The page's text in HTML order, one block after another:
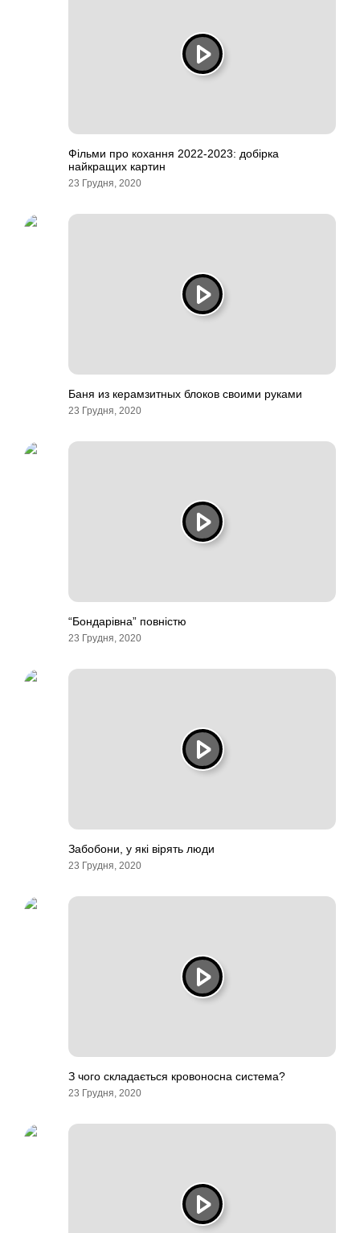
Фільми про кохання 2022-2023: добірка
найкращих картин
23 Грудня, 2020
Баня из керамзитных блоков своими руками
23 Грудня, 2020
“Бондарівна” повністю
23 Грудня, 2020
Забобони, у які вірять люди
23 Грудня, 2020
З чого складається кровоносна система?
23 Грудня, 2020